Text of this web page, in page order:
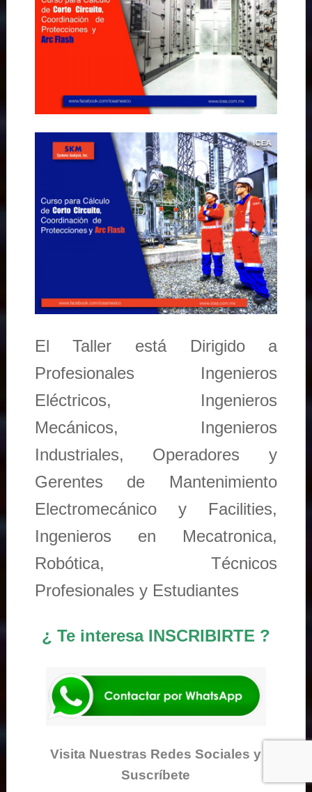
El Taller está Dirigido a
Profesionales Ingenieros
Eléctricos, Ingenieros
Mecánicos, Ingenieros
Industriales, Operadores y
Gerentes de Mantenimiento
Electromecánico y Facilities,
Ingenieros en Mecatronica,
Robótica, Técnicos
Profesionales y Estudiantes
¿ Te interesa INSCRIBIRTE ?
Visita Nuestras Redes Sociales y
Suscríbete